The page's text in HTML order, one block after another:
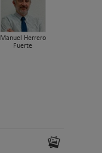
Manuel Herrero
Fuerte